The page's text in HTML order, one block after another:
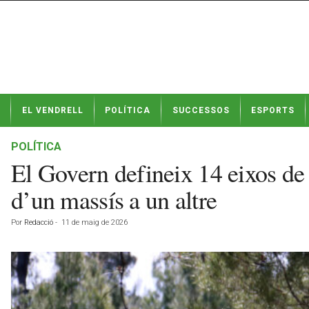
t
EL VENDRELL POLÍTICA SUCCESSOS ESPORTS
POLÍTICA
El Govern defineix 14 eixos
d’un massís a un altre
Por Redacció - 11 de maig de 2026